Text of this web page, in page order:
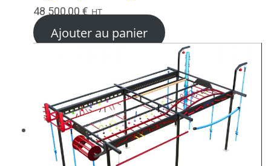
48 500,00€ HT
Ajouter au panier